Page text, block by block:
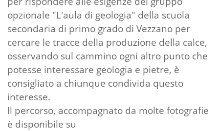
opzionale "L'aula di geologia" della scuola
secondaria di primo grado di Vezzano per
cercare le tracce della produzione della calce,
osservando sul cammino ogni altro punto che
potesse interessare geologia e pietre, è
consigliato a chiunque condivida questo
interesse.
Il percorso, accompagnato da molte fotografie
è disponibile su